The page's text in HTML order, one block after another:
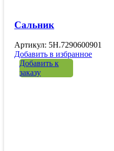
Сальник
Артикул: 5H.7290600901
Добавить в избранное
Добавить к
заказу